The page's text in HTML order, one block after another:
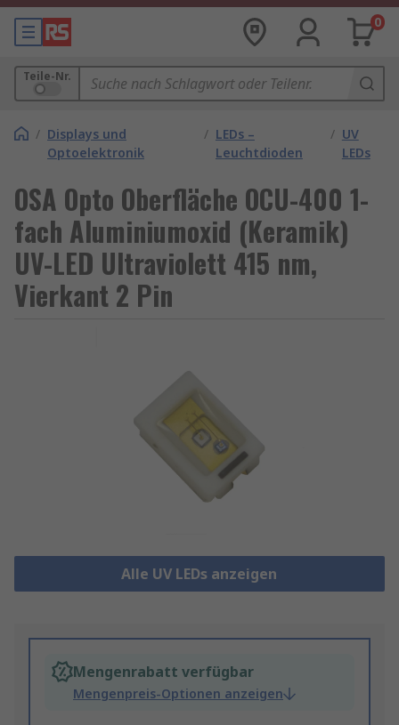
0
Teile-Nr.
/ Displays und
Optoelektronik
/ LEDs –
Leuchtdioden
/ UV
LEDs
OSA Opto Oberfläche OCU-400 1-
fach Aluminiumoxid (Keramik)
UV-LED Ultraviolett 415 nm,
Vierkant 2 Pin
Alle UV LEDs anzeigen
Mengenrabatt verfügbar
Mengenpreis-Optionen anzeigen